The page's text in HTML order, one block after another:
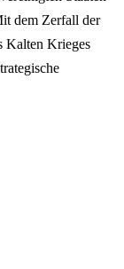
dem Zerfall der
Kalten Krieges